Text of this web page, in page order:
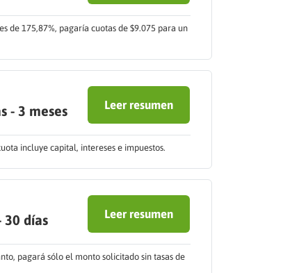
de 175,87%, pagaría cuotas de $9.075 para un
- 3 meses Leer resumen
incluye capital, intereses e impuestos.
30 días Leer resumen
pagará sólo el monto solicitado sin tasas de